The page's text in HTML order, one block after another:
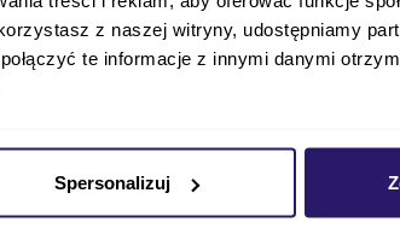
z naszej witryny, udostępniamy
te informacje z innymi danymi
Spersonalizuj